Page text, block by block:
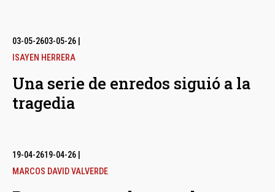
03-05-2603-05-26
ISAYEN HERRERA
Una serie de enredos siguió a la
tragedia
19-04-2619-04-26
MARCOS DAVID VALVERDE